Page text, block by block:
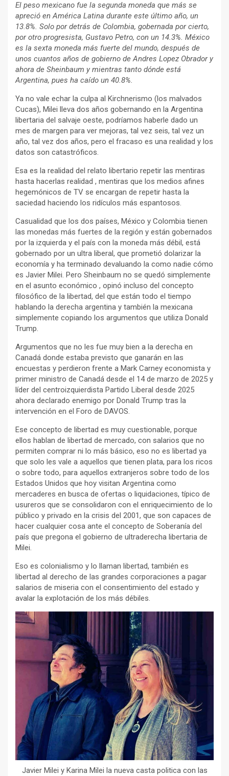
El peso mexicano fue la segunda moneda que más se
apreció en América Latina durante este último año, un
13.8%. Solo por detrás de Colombia, gobernada por cierto,
por otro progresista, Gustavo Petro, con un 14.3%. México
es la sexta moneda más fuerte del mundo, después de
unos cuantos años de gobierno de Andres Lopez Obrador y
ahora de Sheinbaum y mientras tanto dónde está
Argentina, pues ha caído un 40.8%.
Ya no vale echar la culpa al Kirchnerismo (los malvados
Cucas), Milei lleva dos años gobernando en la Argentina
libertaria del salvaje oeste, podríamos haberle dado un
mes de margen para ver mejoras, tal vez seis, tal vez un
año, tal vez dos años, pero el fracaso es una realidad y los
datos son catastróficos.
Esa es la realidad del relato libertario repetir las mentiras
hasta hacerlas realidad , mentiras que los medios afines
hegemónicos de TV se encargan de repetir hasta la
saciedad haciendo los ridículos más espantosos.
Casualidad que los dos países, México y Colombia tienen
las monedas más fuertes de la región y están gobernados
por la izquierda y el país con la moneda más débil, está
gobernado por un ultra liberal, que prometió dolarizar la
economía y ha terminado devaluando la como nadie cómo
es Javier Milei. Pero Sheinbaum no se quedó simplemente
en el asunto económico , opinó incluso del concepto
filosófico de la libertad, del que están todo el tiempo
hablando la derecha argentina y también la mexicana
simplemente copiando los argumentos que utiliza Donald
Trump.
Argumentos que no les fue muy bien a la derecha en
Canadá donde estaba previsto que ganarán en las
encuestas y perdieron frente a Mark Carney economista y
primer ministro de Canadá desde el 14 de marzo de 2025 y
líder del centroizquierdista Partido Liberal desde 2025
ahora declarado enemigo por Donald Trump tras la
intervención en el Foro de DAVOS.
Ese concepto de libertad es muy cuestionable, porque
ellos hablan de libertad de mercado, con salarios que no
permiten comprar ni lo más básico, eso no es libertad ya
que solo les vale a aquellos que tienen plata, para los ricos
o sobre todo, para aquellos extranjeros sobre todo de los
Estados Unidos que hoy visitan Argentina como
mercaderes en busca de ofertas o liquidaciones, típico de
usureros que se consolidaron con el enriquecimiento de lo
público y privado en la crisis del 2001, que son capaces de
hacer cualquier cosa ante el concepto de Soberanía del
país que pregona el gobierno de ultraderecha libertaria de
Milei.
Eso es colonialismo y lo llaman libertad, también es
libertad al derecho de las grandes corporaciones a pagar
salarios de miseria con el consentimiento del estado y
avalar la explotación de los más débiles.
Javier Milei y Karina Milei la nueva casta politica con las